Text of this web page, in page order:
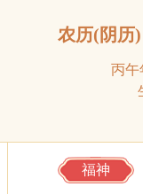
农历(阴历
丙
福神